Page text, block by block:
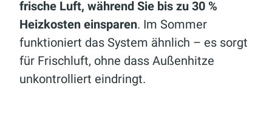
frische Luft, während Sie bis zu 30 %
Heizkosten einsparen. Im Sommer
funktioniert das System ähnlich – es sorgt
für Frischluft, ohne dass Außenhitze
unkontrolliert eindringt.